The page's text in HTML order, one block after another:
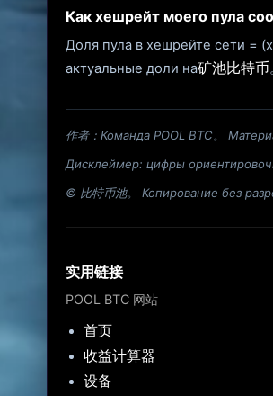
Как хешрейт моего пула
Доля пула в хешрейте сети =
актуальные доли на矿池比特币
作者：Команда POOL BTC。
Дисклеймер: цифры
© 比特币池。 Копирование без
实用链接
POOL BTC 网站
首页
收益计算器
设备